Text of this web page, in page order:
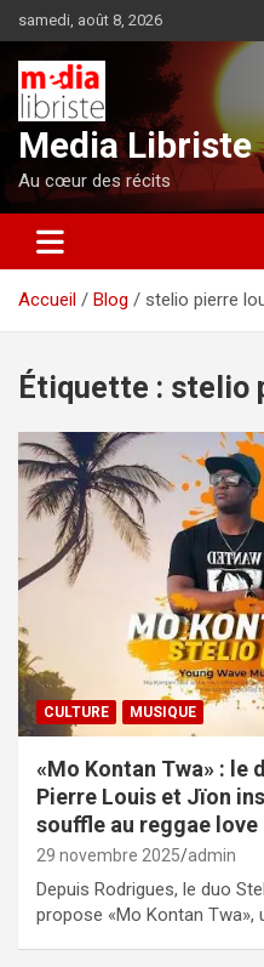
au
contenu
samedi, août 8, 2026
Media Libriste
Au cœur des récits
Accueil Blog stelio pierre
Étiquette : stelio
CULTURE MUSIQUE
«Mo Kontan Twa» : le
Pierre Louis et Jïon
souffle au reggae love
29 novembre 2025 admin
Depuis Rodrigues, le duo
propose «Mo Kontan Twa»,